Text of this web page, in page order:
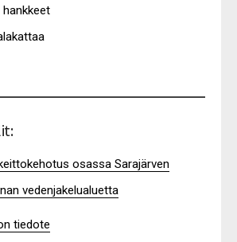
osassa Sarajärven
vedenjakelualuetta
tiedote